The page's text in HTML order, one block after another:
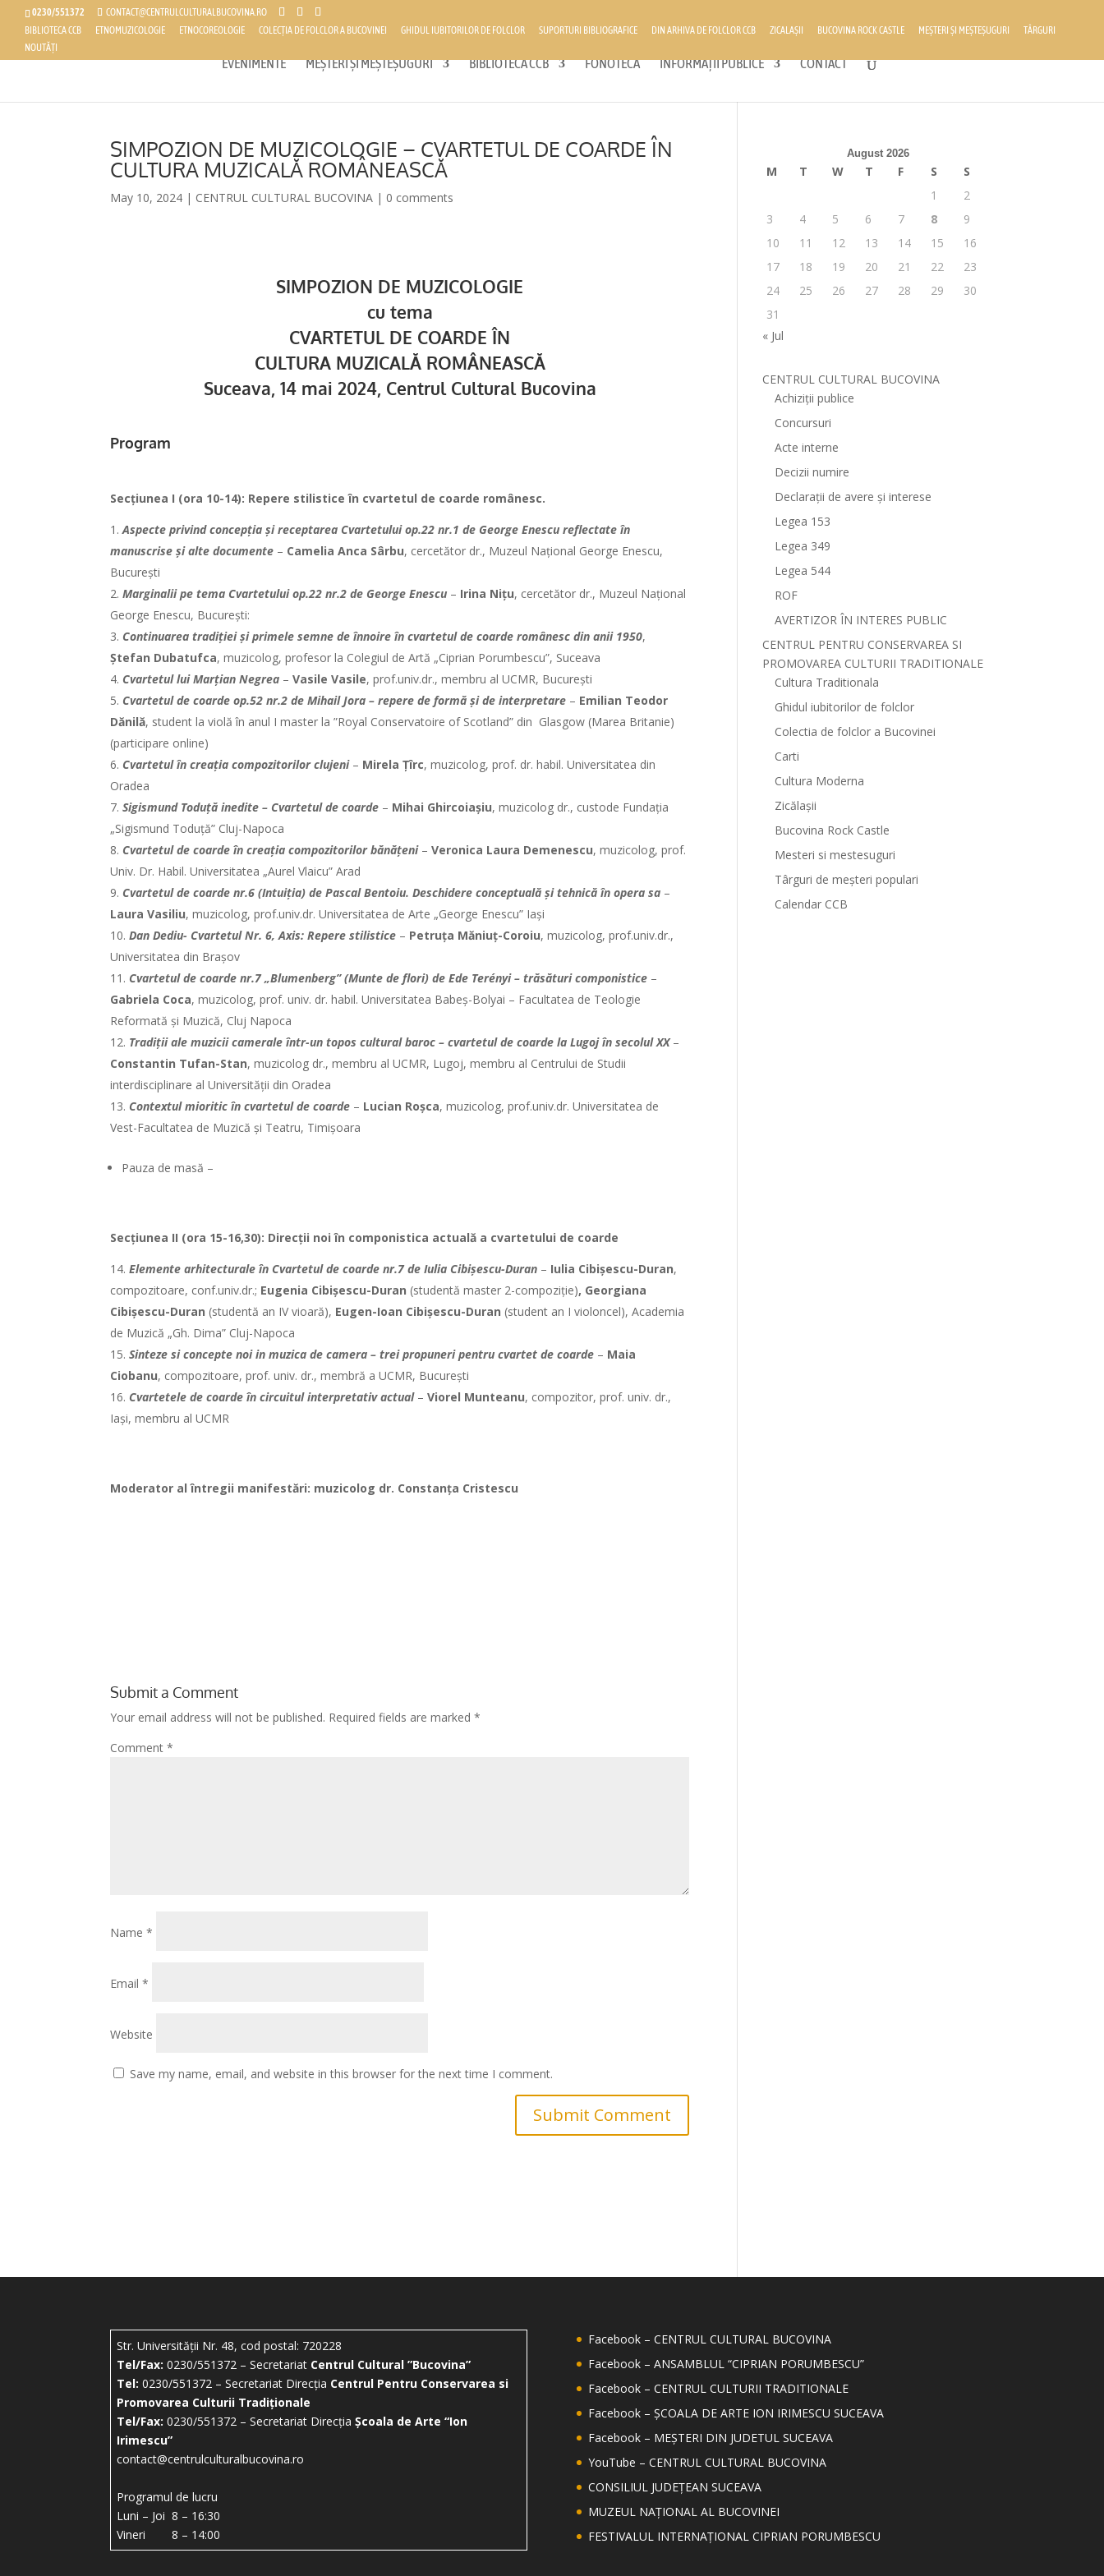
0230/551372
CONTACT@CENTRULCULTURALBUCOVINA.RO
BIBLIOTECA CCB
ETNOMUZICOLOGIE ETNOCOREOLOGIE COLECȚIA DE FOLCLOR A BUCOVINEI GHIDUL IUBITORILOR DE FOLCLOR SUPORTURI BIBLIOGRAFICE DIN ARHIVA DE FOLCLOR CCB ZICALAȘII BUCOVINA ROCK CASTLE MEȘTERI ȘI MEȘTEȘUGURI
TÂRGURI
NOUTĂȚI
EVENIMENTE MEȘTERI ȘI MEȘTEȘUGURI BIBLIOTECA CCB FONOTECĂ INFORMAȚII PUBLICE CONTACT
SIMPOZION DE MUZICOLOGIE – CVARTETUL DE COARDE ÎN
CULTURA MUZICALĂ ROMÂNEASCĂ
May 10, 2024 | CENTRUL CULTURAL BUCOVINA | 0 comments
SIMPOZION DE MUZICOLOGIE
cu tema
CVARTETUL DE COARDE ÎN
CULTURA MUZICALĂ ROMÂNEASCĂ
Suceava, 14 mai 2024, Centrul Cultural Bucovina
Program
Secțiunea I (ora 10-14): Repere stilistice în cvartetul de coarde românesc.
Aspecte privind concepția și receptarea Cvartetului op.22 nr.1 de George Enescu reflectate în
manuscrise și alte documente – Camelia Anca Sârbu, cercetător dr., Muzeul Național George Enescu,
București
Marginalii pe tema Cvartetului op.22 nr.2 de George Enescu – Irina Nițu, cercetător dr., Muzeul Național
George Enescu, București:
Continuarea tradiției și primele semne de înnoire în cvartetul de coarde românesc din anii 1950,
Ștefan Dubatufca, muzicolog, profesor la Colegiul de Artă „Ciprian Porumbescu”, Suceava
Cvartetul lui Marțian Negrea –Vasile Vasile, prof.univ.dr., membru al UCMR, București
Cvartetul de coarde op.52 nr.2 de Mihail Jora– repere de formă și de interpretare – Emilian Teodor
Dănilă, student la violă în anul I master la ”Royal Conservatoire of Scotland” din Glasgow (Marea Britanie)
(participare online)
Cvartetul în creația compozitorilor clujeni– Mirela Țîrc, muzicolog, prof. dr. habil. Universitatea din
Oradea
Sigismund Toduță inedite – Cvartetul de coarde – Mihai Ghircoiașiu, muzicolog dr., custode Fundația
„Sigismund Toduță” Cluj-Napoca
Cvartetul de coarde în creația compozitorilor bănățeni–Veronica Laura Demenescu, muzicolog, prof.
Univ. Dr. Habil. Universitatea „Aurel Vlaicu” Arad
Cvartetul de coarde nr.6 (Intuiția) de Pascal Bentoiu. Deschidere conceptuală și tehnică în opera sa –
Laura Vasiliu, muzicolog, prof.univ.dr. Universitatea de Arte „George Enescu” Iași
Dan Dediu- Cvartetul Nr. 6, Axis: Repere stilistice – Petruța Măniuț-Coroiu, muzicolog, prof.univ.dr.,
Universitatea din Brașov
Cvartetul de coarde nr.7 „Blumenberg” (Munte de flori) de Ede Terényi – trăsături componistice –
Gabriela Coca, muzicolog, prof. univ. dr. habil. Universitatea Babeș-Bolyai – Facultatea de Teologie
Reformată și Muzică, Cluj Napoca
Tradiții ale muzicii camerale într-un topos cultural baroc – cvartetul de coarde la Lugoj în secolul XX–
Constantin Tufan-Stan, muzicolog dr., membru al UCMR, Lugoj, membru al Centrului de Studii
interdisciplinare al Universității din Oradea
Contextul mioritic în cvartetul de coarde – Lucian Roșca, muzicolog, prof.univ.dr. Universitatea de
Vest-Facultatea de Muzică și Teatru, Timișoara
Pauza de masă –
Secțiunea II (ora 15-16,30): Direcții noi în componistica actuală a cvartetului de coarde
Elemente arhitecturale în Cvartetul de coarde nr.7 de Iulia Cibișescu-Duran – Iulia Cibișescu-Duran,
compozitoare, conf.univ.dr.; Eugenia Cibișescu-Duran (studentă master 2-compoziție), Georgiana
Cibișescu-Duran (studentă an IV vioară), Eugen-Ioan Cibișescu-Duran (student an I violoncel), Academia
de Muzică „Gh. Dima” Cluj-Napoca
Sinteze si concepte noi in muzica de camera – trei propuneri pentru cvartet de coarde – Maia
Ciobanu, compozitoare, prof. univ. dr., membră a UCMR, București
Cvartetele de coarde în circuitul interpretativ actual–Viorel Munteanu, compozitor, prof. univ. dr.,
Iași, membru al UCMR
Moderator al întregii manifestări: muzicolog dr. Constanța Cristescu
Submit a Comment
Your email address will not be published. Required fields are marked*
Comment*
Name*
Email*
Website
Save my name, email, and website in this browser for the next time I comment.
August 2026
M T W T F S
S
1
2
3
4 5 6 7 8
9
10
11 12 13 14 15
16
17
18 19 20 21 22
23
24
25 26 27 28 29
30
31
« Jul
CENTRUL CULTURAL BUCOVINA
Achiziții publice
Concursuri
Acte interne
Decizii numire
Declarații de avere și interese
Legea 153
Legea 349
Legea 544
ROF
AVERTIZOR ÎN INTERES PUBLIC
CENTRUL PENTRU CONSERVAREA SI
PROMOVAREA CULTURII TRADITIONALE
Cultura Traditionala
Ghidul iubitorilor de folclor
Colectia de folclor a Bucovinei
Carti
Cultura Moderna
Zicălașii
Bucovina Rock Castle
Mesteri si mestesuguri
Târguri de meșteri populari
Calendar CCB
Str. Universității Nr. 48, cod postal: 720228
Tel/Fax: 0230/551372 – Secretariat Centrul Cultural ”Bucovina”
Tel: 0230/551372 – Secretariat Direcția Centrul Pentru Conservarea si
Promovarea Culturii Tradiționale
Tel/Fax: 0230/551372 – Secretariat DirecțiaȘcoala de Arte “Ion
Irimescu”
contact@centrulculturalbucovina.ro
Programul de lucru
Luni – Joi 8 – 16:30
Vineri 8 – 14:00
Facebook – CENTRUL CULTURAL BUCOVINA
Facebook – ANSAMBLUL “CIPRIAN PORUMBESCU”
Facebook – CENTRUL CULTURII TRADITIONALE
Facebook – ȘCOALA DE ARTE ION IRIMESCU SUCEAVA
Facebook – MEȘTERI DIN JUDETUL SUCEAVA
YouTube – CENTRUL CULTURAL BUCOVINA
CONSILIUL JUDEȚEAN SUCEAVA
MUZEUL NAȚIONAL AL BUCOVINEI
FESTIVALUL INTERNAȚIONAL CIPRIAN PORUMBESCU